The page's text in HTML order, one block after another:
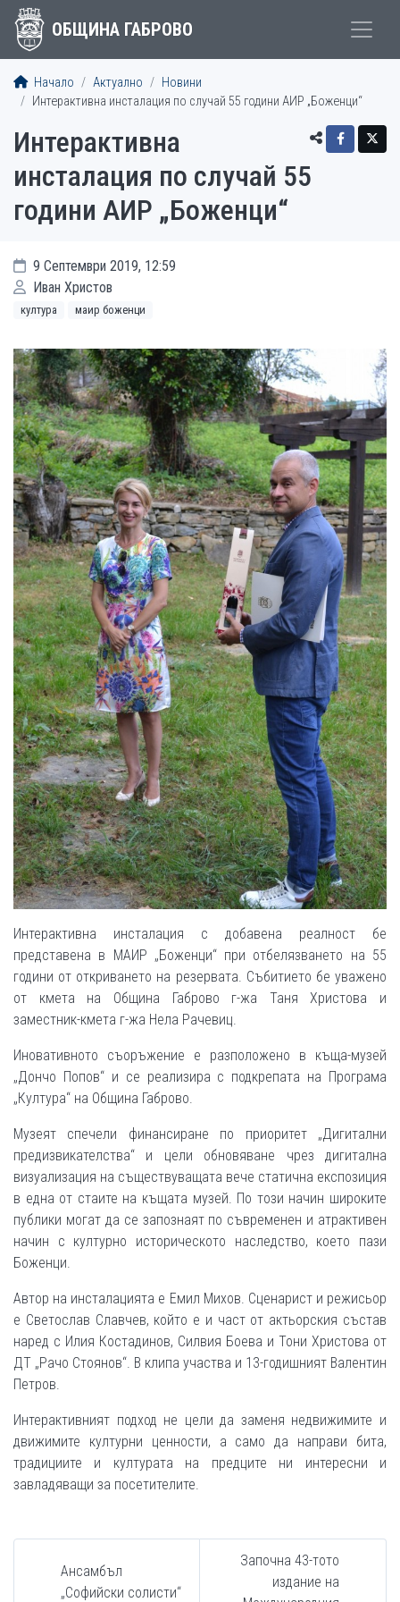
ОБЩИНА ГАБРОВО
Начало Актуално
Новини
Интерактивна инсталация по случай 55 години АИР „Боженци“
Интерактивна
инсталация по случай 55
години АИР „Боженци“
9 Септември 2019, 12:59
Иван Христов
култура маир боженци
Интерактивна инсталация с добавена реалност бе
представена в МАИР „Боженци“ при отбелязването на 55
години от откриването на резервата. Събитието бе уважено
от кмета на Община Габрово г-жа Таня Христова и
заместник-кмета г-жа Нела Рачевиц.
Иновативното съоръжение е разположено в къща-музей
„Дончо Попов“ и се реализира с подкрепата на Програма
„Култура“ на Община Габрово.
Музеят спечели финансиране по приоритет „Дигитални
предизвикателства“ и цели обновяване чрез дигитална
визуализация на съществуващата вече статична експозиция
в една от стаите на къщата музей. По този начин широките
публики могат да се запознаят по съвременен и атрактивен
начин с културно историческото наследство, което пази
Боженци.
Автор на инсталацията е Емил Михов. Сценарист и режисьор
е Светослав Славчев, който е и част от актьорския състав
наред с Илия Костадинов, Силвия Боева и Тони Христова от
ДТ „Рачо Стоянов“. В клипа участва и 13-годишният Валентин
Петров.
Интерактивният подход не цели да заменя недвижимите и
движимите културни ценности, а само да направи бита,
традициите и културата на предците ни интересни и
завладяващи за посетителите.
Ансамбъл
„Софийски солисти“
Започна 43-тото
издание на